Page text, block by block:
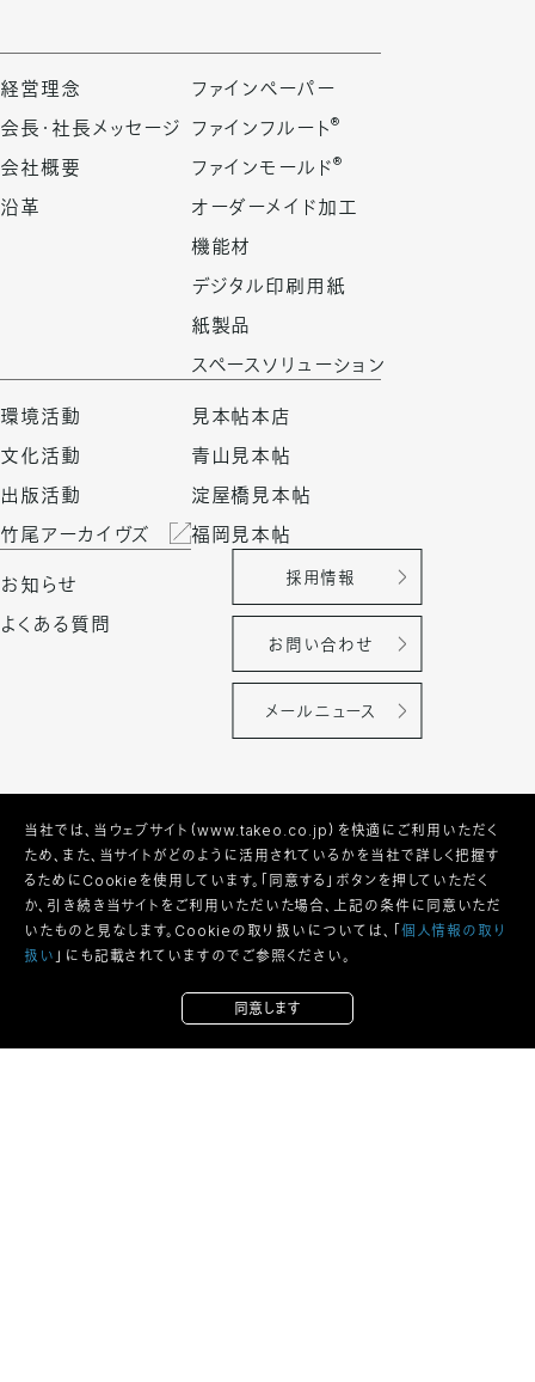
経営理念
会長・社長メッセージ
会社概要
沿革
ファインペーパー
ファインフルート®
ファインモールド®
オーダーメイド加工
機能材
デジタル印刷用紙
紙製品
スペースソリューション
環境活動
文化活動
出版活動
竹尾アーカイヴズ
見本帖本店
青山見本帖
淀屋橋見本帖
福岡見本帖
お知らせ
よくある質問
採用情報
お問い合わせ
メールニュース
当社では、当ウェブサイト（www.takeo.co.jp）を快適にご利用いただく
ため、また、当サイトがどのように活用されているかを当社で詳しく把握す
るためにCookieを使用しています。「同意する」ボタンを押していただく
か、引き続き当サイトをご利用いただいた場合、上記の条件に同意いただ
いたものと見なします。Cookieの取り扱いについては、「 個人情報の取り
扱い 」にも記載されていますのでご参照ください。
同意します